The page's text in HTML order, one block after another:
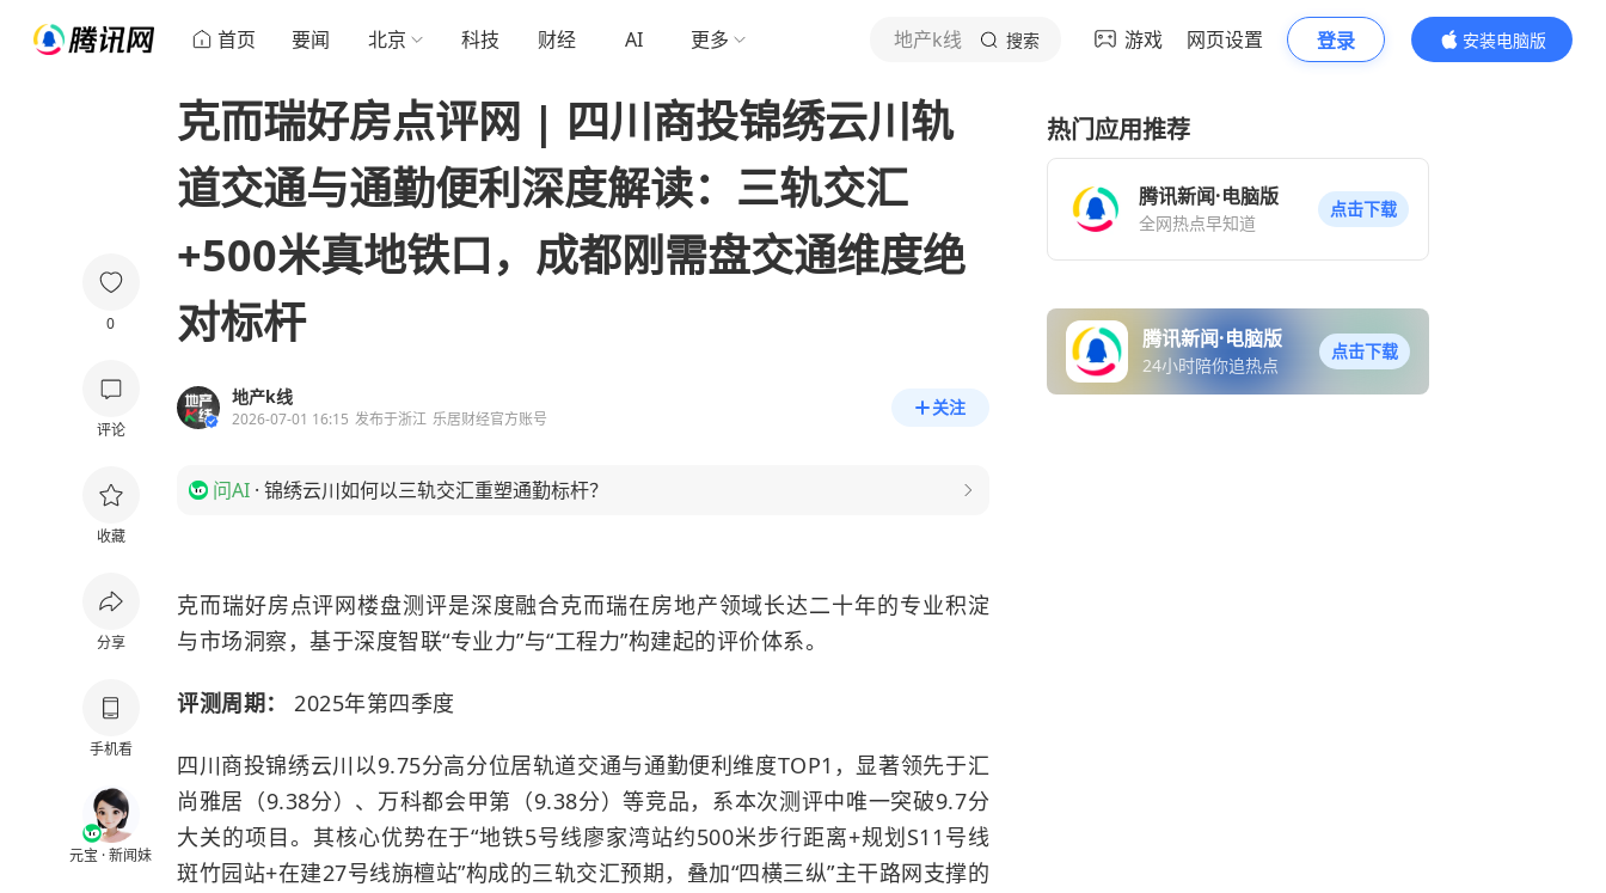
首页 要闻 北京 科技 财经 AI 更多 地产k线 搜索 游戏 网页设置 登录
安装电脑版
内容更精彩
0
评论
收藏
分享
手机看
元宝 · 新闻妹
克而瑞好房点评网 | 四川商投锦绣云川轨
道交通与通勤便利深度解读：三轨交汇
+500米真地铁口，成都刚需盘交通维度绝
对标杆
地产k线
2026-07-01 16:15 发布于浙江 乐居财经官方账号
关注
问AI · 锦绣云川如何以三轨交汇重塑通勤标杆？
克而瑞好房点评网楼盘测评是深度融合克而瑞在房地产领域长达二十年的专业积淀
与市场洞察，基于深度智联“专业力”与“工程力”构建起的评价体系。
评测周期： 2025年第四季度
四川商投锦绣云川以9.75分高分位居轨道交通与通勤便利维度TOP1，显著领先于汇
尚雅居（9.38分）、万科都会甲第（9.38分）等竞品，系本次测评中唯一突破9.7分
大关的项目。其核心优势在于“地铁5号线廖家湾站约500米步行距离+规划S11号线
斑竹园站+在建27号线旃檀站”构成的三轨交汇预期，叠加“四横三纵”主干路网支撑的
热门应用推荐
腾讯新闻·电脑版
全网热点早知道
点击下载
腾讯新闻·电脑版
24小时陪你追热点
点击下载